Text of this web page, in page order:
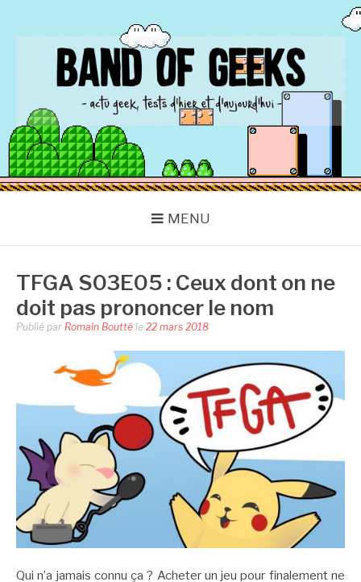
BAND OF GEEKS
Actu Geek d'hier et d'aujourd'hui
MENU
TFGA S03E05 : Ceux dont on ne
doit pas prononcer le nom
Publié par Romain Boutté le 22 mars 2018
Qui n’a jamais connu ça ? Acheter un jeu pour finalement ne